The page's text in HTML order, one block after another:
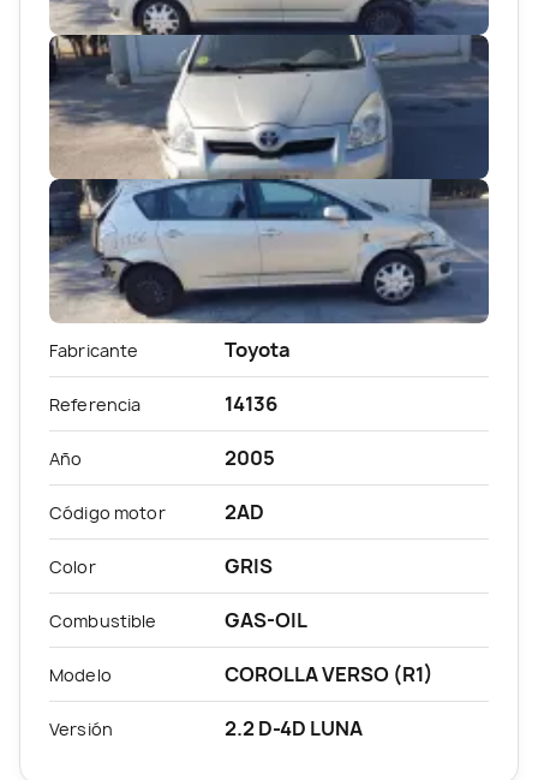
Fabricante Toyota
Referencia 14136
Año 2005
Código motor 2AD
Color GRIS
Combustible GAS-OIL
Modelo COROLLA VERSO (R1)
Versión 2.2 D-4D LUNA